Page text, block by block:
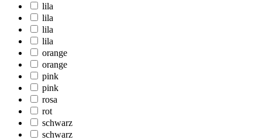
lila
lila
lila
lila
orange
orange
pink
pink
rosa
rot
schwarz
schwarz